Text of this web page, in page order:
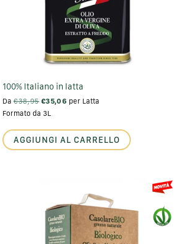
100% Italiano in latta
Da €38,95 €35,06 per Latta
Formato da 3L
AGGIUNGI AL CARRELLO